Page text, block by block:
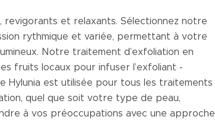
et relaxants. Sélectionnez notre
rythmique et variée, permettant à votre
Notre traitement d’exfoliation en
fruits locaux pour infuser l’exfoliant -
Hylunia est utilisée pour tous les traitements
quel que soit votre type de peau,
à vos préoccupations avec une approche